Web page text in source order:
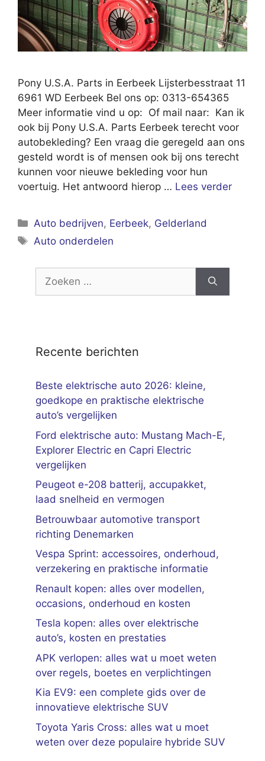
Pony U.S.A. Parts in Eerbeek Lijsterbesstraat 11
6961 WD Eerbeek Bel ons op: 0313-654365
Meer informatie vind u op: Of mail naar: Kan ik
ook bij Pony U.S.A. Parts Eerbeek terecht voor
autobekleding? Een vraag die geregeld aan ons
gesteld wordt is of mensen ook bij ons terecht
kunnen voor nieuwe bekleding voor hun
voertuig. Het antwoord hierop … Lees verder
Categorieën
Auto bedrijven, Eerbeek, Gelderland
Tags
Auto onderdelen
Zoek
Recente berichten
Beste elektrische auto 2026: kleine,
goedkope en praktische elektrische
auto’s vergelijken
Ford elektrische auto: Mustang Mach-E,
Explorer Electric en Capri Electric
vergelijken
Peugeot e-208 batterij, accupakket,
laad snelheid en vermogen
Betrouwbaar automotive transport
richting Denemarken
Vespa Sprint: accessoires, onderhoud,
verzekering en praktische informatie
Renault kopen: alles over modellen,
occasions, onderhoud en kosten
Tesla kopen: alles over elektrische
auto’s, kosten en prestaties
APK verlopen: alles wat u moet weten
over regels, boetes en verplichtingen
Kia EV9: een complete gids over de
innovatieve elektrische SUV
Toyota Yaris Cross: alles wat u moet
weten over deze populaire hybride SUV